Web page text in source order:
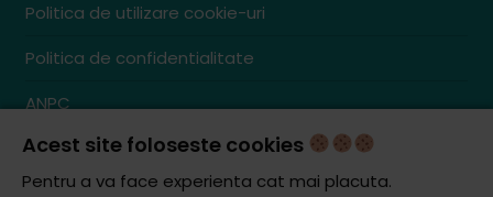
Politica de utilizare cookie-uri
Politica de confidentialitate
ANPC
Contact
S.C. ZENCOM MEDIA GROUP SRL
Acest site foloseste cookies
Pentru a va face experienta cat mai placuta.